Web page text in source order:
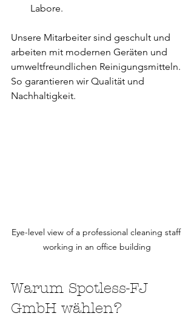
Labore.
Unsere Mitarbeiter sind geschult und
arbeiten mit modernen Geräten und
umweltfreundlichen Reinigungsmitteln.
So garantieren wir Qualität und
Nachhaltigkeit.
Eye-level view of a professional cleaning staff
working in an office building
Warum Spotless-FJ
GmbH wählen?